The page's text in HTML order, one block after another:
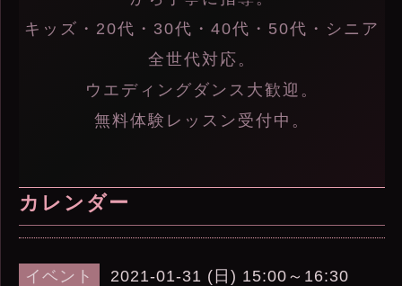
キッズ・20代・30代・40代・50代・シニア
全世代対応。
ウエディングダンス大歓迎。
無料体験レッスン受付中。
カレンダー
イベント 2021-01-31 (日) 15:00～16:30